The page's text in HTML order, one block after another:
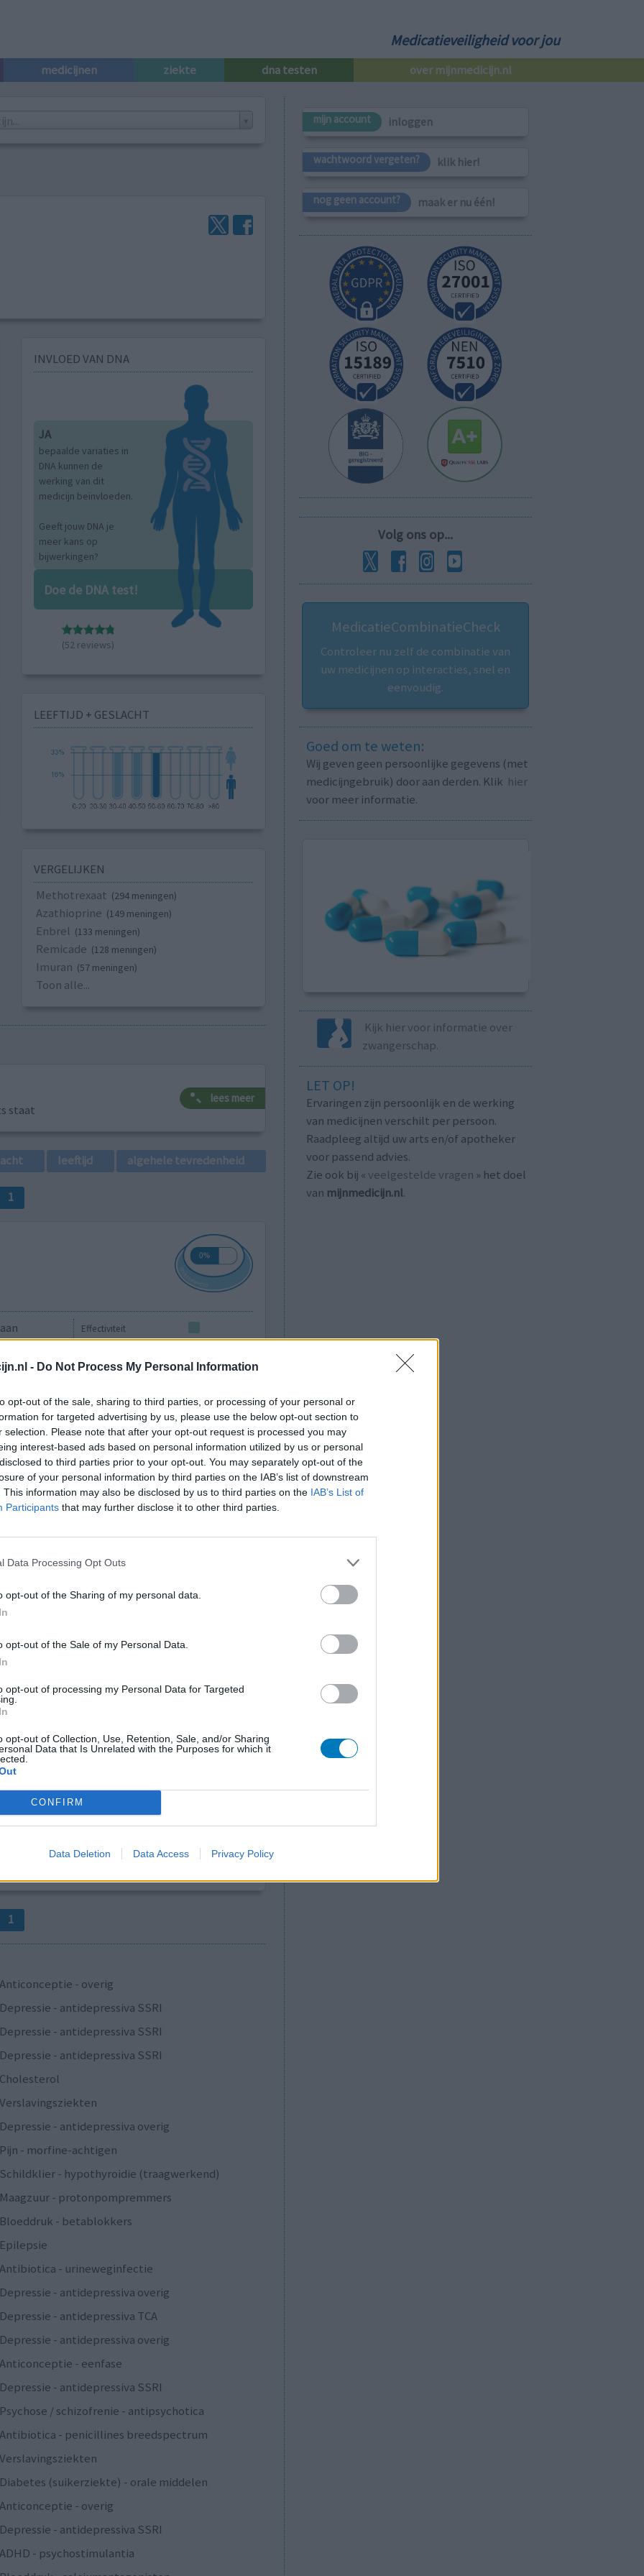
- Do Not Process My Personal Information
opt-out of the sale, sharing to third parties, or processing of your personal or
for targeted advertising by us, please use the below opt-out section to
selection. Please note that after your opt-out request is processed you may
interest-based ads based on personal information utilized by us or personal
to third parties prior to your opt-out. You may separately opt-out of the
of your personal information by third parties on the IAB’s list of downstream
This information may also be disclosed by us to third parties on the IAB’s List of
Participants that may further disclose it to other third parties.
Data Processing Opt Outs
opt-out of the Sharing of my personal data.
opt-out of the Sale of my Personal Data.
opt-out of processing my Personal Data for Targeted
opt-out of Collection, Use, Retention, Sale, and/or Sharing
Data that Is Unrelated with the Purposes for which it
CONFIRM
Data Deletion Data Access Privacy Policy
Medicatieveiligheid voor jou
medicijnen ziekte dna testen over mijnmedicijn.nl
INVLOED VAN DNA
JA
bepaalde variaties in
DNA kunnen de
werking van dit
medicijn beïnvloeden.
Geeft jouw DNA je
meer kans op
bijwerkingen?
Doe de DNA test!
(52 reviews)
LEEFTIJD + GESLACHT
VERGELIJKEN
Methotrexaat (294 meningen)
Azathioprine (149 meningen)
Enbrel (133 meningen)
Remicade (128 meningen)
Imuran (57 meningen)
Toon alle...
staat
lees meer
leeftijd algehele tevredenheid
1
Effectiviteit
Effectiviteit
Effectiviteit
een
was
besloot
van inname. Ben eerst begonnen met
mg. Werd wel streng gecontroleerd op bloed
1
Anticonceptie - overig
Depressie - antidepressiva SSRI
Depressie - antidepressiva SSRI
Depressie - antidepressiva SSRI
Cholesterol
Verslavingsziekten
Depressie - antidepressiva overig
Pijn - morfine-achtigen
Schildklier - hypothyroidie (traagwerkend)
Maagzuur - protonpompremmers
Bloeddruk - betablokkers
Epilepsie
Antibiotica - urineweginfectie
Depressie - antidepressiva overig
Depressie - antidepressiva TCA
Depressie - antidepressiva overig
Anticonceptie - eenfase
Depressie - antidepressiva SSRI
Psychose / schizofrenie - antipsychotica
Antibiotica - penicillines breedspectrum
Verslavingsziekten
Diabetes (suikerziekte) - orale middelen
Anticonceptie - overig
Depressie - antidepressiva SSRI
ADHD - psychostimulantia
mijn account inloggen
wachtwoord vergeten? klik hier!
nog geen account? maak er nu één!
Volg ons op...
MedicatieCombinatieCheck
Controleer nu zelf de combinatie van
uw medicijnen op interacties, snel en
eenvoudig.
Goed om te weten:
Wij geven geen persoonlijke gegevens (met
medicijngebruik) door aan derden. Klik hier
voor meer informatie.
Kijk hier voor informatie over
zwangerschap.
LET OP!
Ervaringen zijn persoonlijk en de werking
van medicijnen verschilt per persoon.
Raadpleeg altijd uw arts en/of apotheker
voor passend advies.
Zie ook bij « veelgestelde vragen » het doel
van mijnmedicijn.nl.